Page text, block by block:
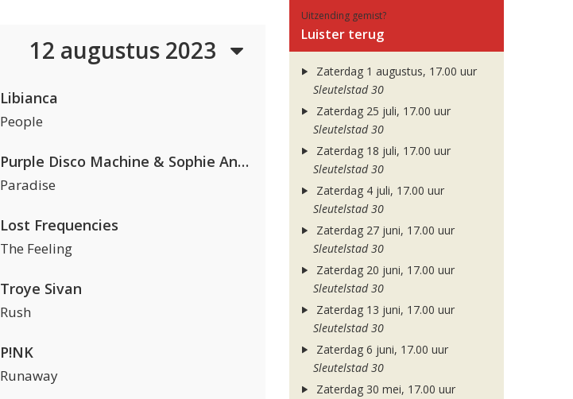
12 augustus 2023
Libianca
People
Purple Disco Machine & Sophie And The Giants
Paradise
Lost Frequencies
The Feeling
Troye Sivan
Rush
P!NK
Runaway
Uitzending gemist?
Luister terug
Zaterdag 1 augustus, 17.00 uur
Sleutelstad 30
Zaterdag 25 juli, 17.00 uur
Sleutelstad 30
Zaterdag 18 juli, 17.00 uur
Sleutelstad 30
Zaterdag 4 juli, 17.00 uur
Sleutelstad 30
Zaterdag 27 juni, 17.00 uur
Sleutelstad 30
Zaterdag 20 juni, 17.00 uur
Sleutelstad 30
Zaterdag 13 juni, 17.00 uur
Sleutelstad 30
Zaterdag 6 juni, 17.00 uur
Sleutelstad 30
Zaterdag 30 mei, 17.00 uur